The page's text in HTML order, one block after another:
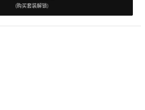
(购买套装解锁)